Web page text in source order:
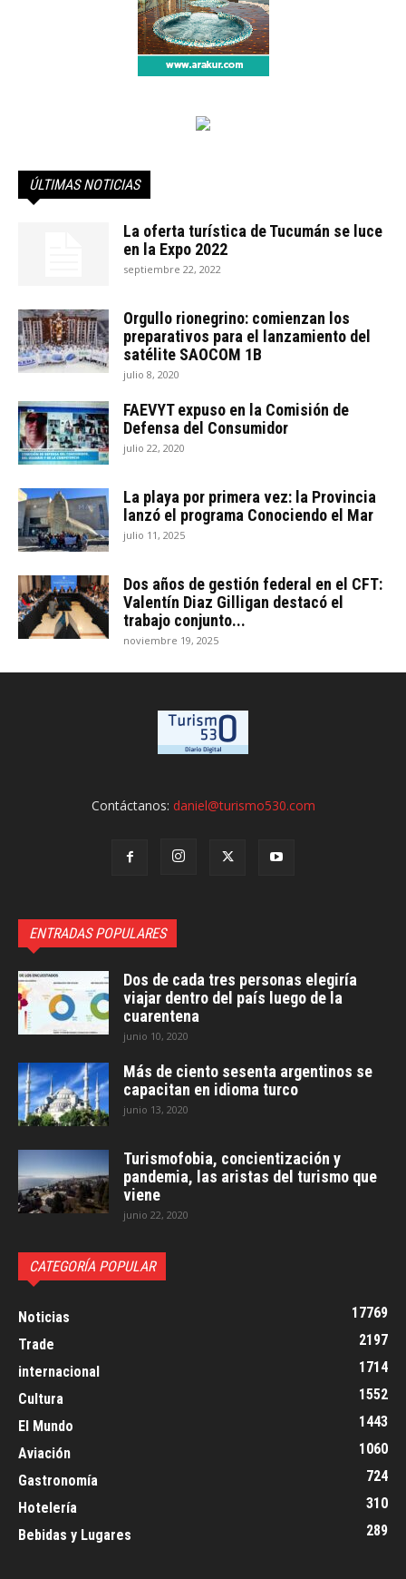
ÚLTIMAS NOTICIAS
La oferta turística de Tucumán se luce
en la Expo 2022
septiembre 22, 2022
Orgullo rionegrino: comienzan los
preparativos para el lanzamiento del
satélite SAOCOM 1B
julio 8, 2020
FAEVYT expuso en la Comisión de
Defensa del Consumidor
julio 22, 2020
La playa por primera vez: la Provincia
lanzó el programa Conociendo el Mar
julio 11, 2025
Dos años de gestión federal en el CFT:
Valentín Diaz Gilligan destacó el
trabajo conjunto...
noviembre 19, 2025
Contáctanos: daniel@turismo530.com
ENTRADAS POPULARES
Dos de cada tres personas elegiría
viajar dentro del país luego de la
cuarentena
junio 10, 2020
Más de ciento sesenta argentinos se
capacitan en idioma turco
junio 13, 2020
Turismofobia, concientización y
pandemia, las aristas del turismo que
viene
junio 22, 2020
CATEGORÍA POPULAR
Noticias
17769
Trade
2197
internacional
1714
Cultura
1552
El Mundo
1443
Aviación
1060
Gastronomía
724
Hotelería
310
Bebidas y Lugares
289